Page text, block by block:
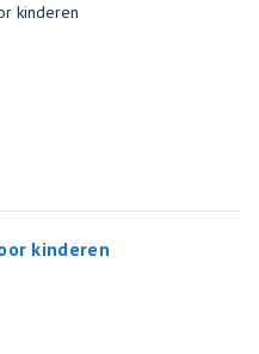
kinderen
kinderen